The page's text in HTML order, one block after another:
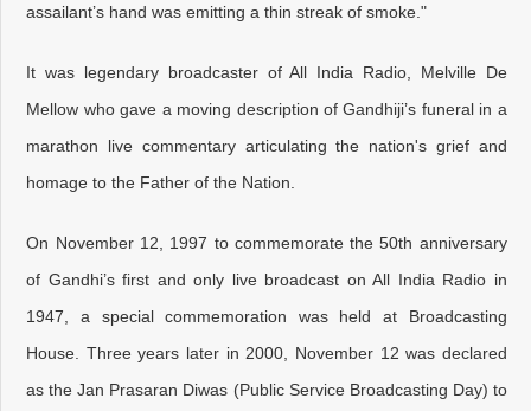
assailant’s hand was emitting a thin streak of smoke."
It was legendary broadcaster of All India Radio, Melville De
Mellow who gave a moving description of Gandhiji’s funeral in a
marathon live commentary articulating the nation's grief and
homage to the Father of the Nation.
On November 12, 1997 to commemorate the 50th anniversary
of Gandhi’s first and only live broadcast on All India Radio in
1947, a special commemoration was held at Broadcasting
House. Three years later in 2000, November 12 was declared
as the Jan Prasaran Diwas (Public Service Broadcasting Day) to